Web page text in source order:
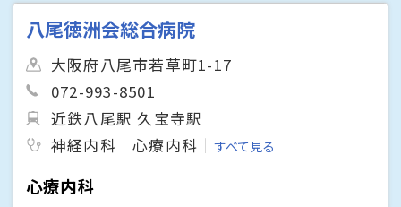
八尾徳洲会総合病院
大阪府八尾市若草町1-17
072-993-8501
近鉄八尾駅 久宝寺駅
神経内科
心療内科 すべて見る
心療内科